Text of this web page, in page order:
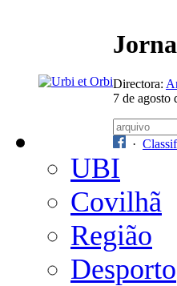
Directora:
7 de agosto
·
UBI
Covilhã
Região
Desporto